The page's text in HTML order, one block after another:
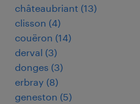
châteaubriant (13)
clisson (4)
couëron (14)
derval (3)
donges (3)
erbray (8)
geneston (5)